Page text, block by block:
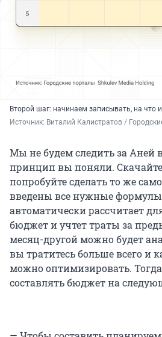
Второй шаг: начинаем записывать, на что
Источник: Виталий Калистратов /
Мы не будем следить за Аней
принцип вы поняли.
попробуйте сделать то же
введены все нужные
автоматически рассчитает
бюджет и учтет траты за
месяц-другой можно будет
вы тратитесь больше всего и
можно оптимизировать. Тогда
составлять бюджет на